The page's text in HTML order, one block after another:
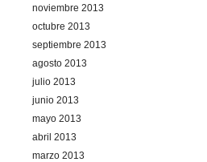
noviembre 2013
octubre 2013
septiembre 2013
agosto 2013
julio 2013
junio 2013
mayo 2013
abril 2013
marzo 2013